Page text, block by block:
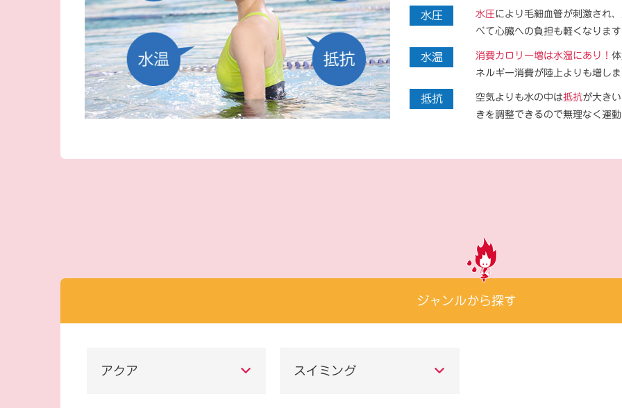
水圧 水圧により毛細血管が刺激され、
べて心臓への負担も軽くなります
水温 消費カロリー増は水温にあり！
ネルギー消費が陸上よりも増しま
抵抗 空気よりも水の中は抵抗が大き
きを調整できるので無理なく運動
ジャンルから探す
アクア スイミング